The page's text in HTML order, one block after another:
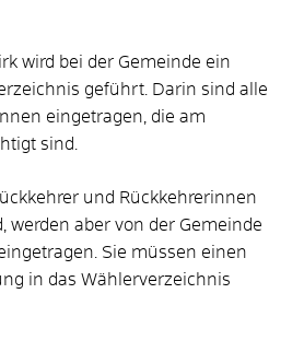
wird bei der Gemeinde ein
geführt. Darin sind alle
eingetragen, die am
sind.
und Rückkehrerinnen
werden aber von der Gemeinde
Sie müssen einen
in das Wählerverzeichnis